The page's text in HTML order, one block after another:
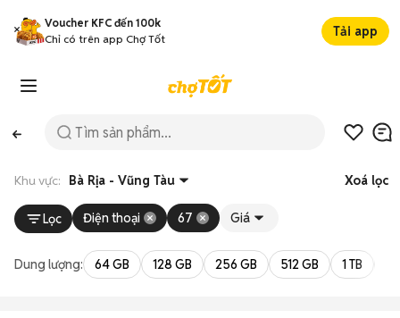
Voucher KFC đến 100k
Chỉ có trên app Chợ Tốt
Tải app
Khu vực: Bà Rịa - Vũng Tàu Xoá lọc
Lọc Điện thoại 67 Giá
Dung lượng: 64 GB 128 GB 256 GB 512 GB 1 TB